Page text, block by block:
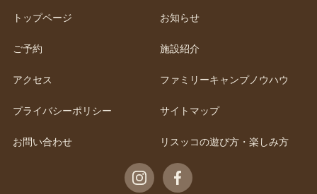
トップページ お知らせ
ご予約 施設紹介
アクセス ファミリーキャンプノウハウ
プライバシーポリシー サイトマップ
お問い合わせ リスッコの遊び方・楽しみ方